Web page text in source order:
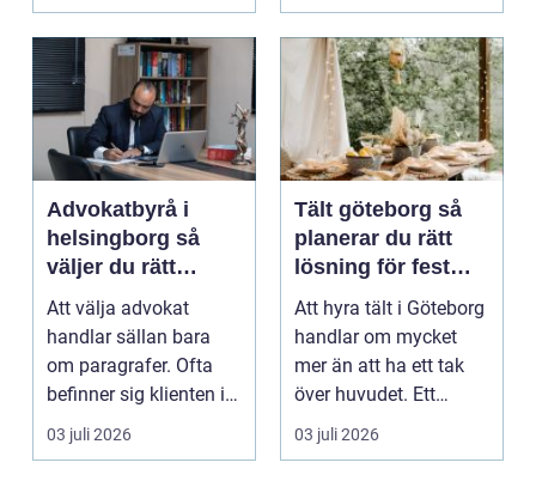
Advokatbyrå i
helsingborg så
väljer du rätt
juridiskt stöd
Att välja advokat
handlar sällan bara
om paragrafer. Ofta
befinner sig klienten i
en utsatt situatio...
03 juli 2026
Tält göteborg så
planerar du rätt
lösning för fest
och event
Att hyra tält i Göteborg
handlar om mycket
mer än att ha ett tak
över huvudet. Ett
genomtänkt tält s...
03 juli 2026